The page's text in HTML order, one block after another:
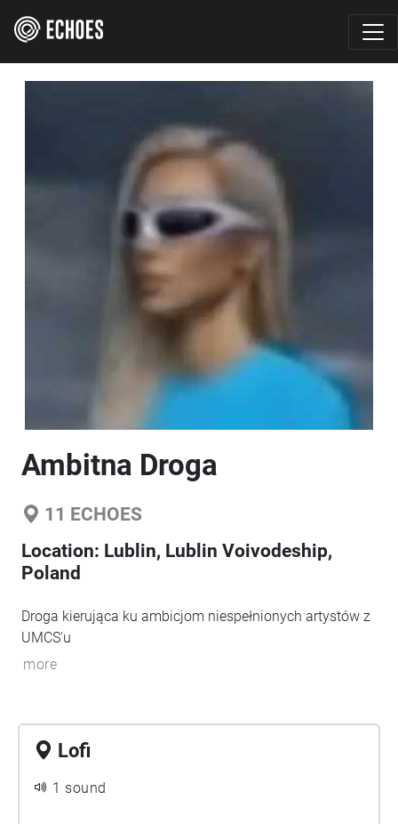
Ambitna Droga
11 ECHOES
Location: Lublin, Lublin Voivodeship,
Poland
Droga kierująca ku ambicjom niespełnionych artystów z
UMCS'u
more
Lofi
1 sound